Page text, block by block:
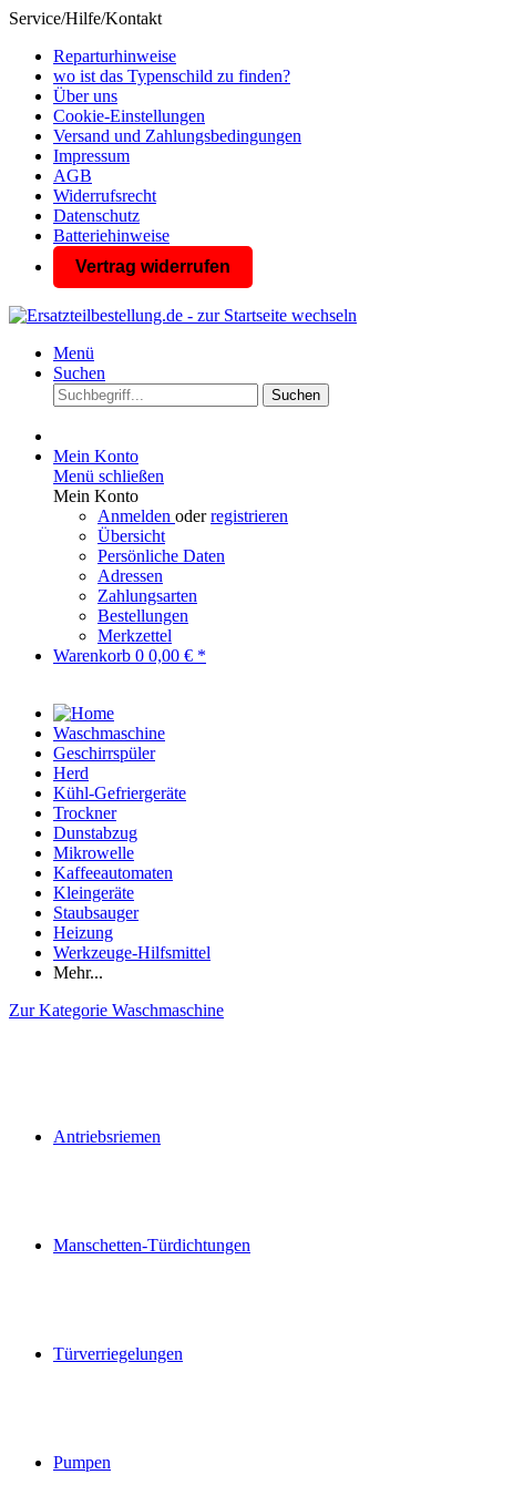
Service/Hilfe/Kontakt
Reparturhinweise
wo ist das Typenschild zu finden?
Über uns
Cookie-Einstellungen
Versand und Zahlungsbedingungen
Impressum
AGB
Widerrufsrecht
Datenschutz
Batteriehinweise
Vertrag widerrufen
Menü
Suchen
Suchen
Mein Konto
Menü schließen
Mein Konto
Anmelden oderregistrieren
Übersicht
Persönliche Daten
Adressen
Zahlungsarten
Bestellungen
Merkzettel
Warenkorb 0 0,00 € *
Waschmaschine
Geschirrspüler
Herd
Kühl-Gefriergeräte
Trockner
Dunstabzug
Mikrowelle
Kaffeeautomaten
Kleingeräte
Staubsauger
Heizung
Werkzeuge-Hilfsmittel
Mehr...
Zur Kategorie Waschmaschine
Antriebsriemen
Manschetten-Türdichtungen
Türverriegelungen
Pumpen